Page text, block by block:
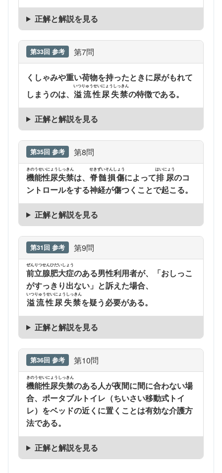
正解と解説を見る
第33回 参考 第7問
くしゃみや重い荷物を持ったときに尿がもれて
しまうのは、 溢流性尿失禁
いつりゅうせいにょうしっきん
の特徴である。
正解と解説を見る
第35回 参考 第8問
機能性尿失禁
きのうせいにょうしっきん
は、脊髄損傷
せきずいそんしょう
によって排尿
はいにょう
のコ
ントロールをする神経が傷つくことで起こる。
正解と解説を見る
第31回 参考 第9問
前立腺肥大症
ぜんりつせんひだいしょう
のある男性利用者が、「おしっこ
がすっきり出ない」と訴えた場合、
溢流性尿失禁
いつりゅうせいにょうしっきん
を疑う必要がある。
正解と解説を見る
第36回 参考 第10問
機能性尿失禁
きのうせいにょうしっきん
のある人が夜間に間に合わない場
合、ポータブルトイレ（ちいさい移動式トイ
レ）をベッドの近くに置くことは有効な介護方
法である。
正解と解説を見る